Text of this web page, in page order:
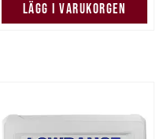
LÄGG I VARUKORGEN